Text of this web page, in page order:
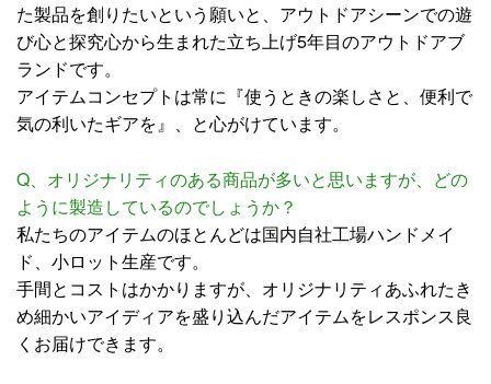
た製品を創りたいという願いと、アウトドアシーンでの遊
び心と探究心から生まれた立ち上げ5年目のアウトドアブ
ランドです。
アイテムコンセプトは常に『使うときの楽しさと、便利で
気の利いたギアを』、と心がけています。
Q、オリジナリティのある商品が多いと思いますが、どの
ように製造しているのでしょうか？
私たちのアイテムのほとんどは国内自社工場ハンドメイ
ド、小ロット生産です。
手間とコストはかかりますが、オリジナリティあふれたき
め細かいアイディアを盛り込んだアイテムをレスポンス良
くお届けできます。